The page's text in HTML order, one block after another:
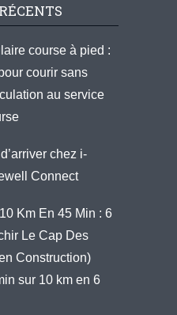
course à pied :
courir sans
au service
d’arriver chez i-
Connect
Km En 45 Min : 6
Le Cap Des
Construction)
sur 10 km en 6